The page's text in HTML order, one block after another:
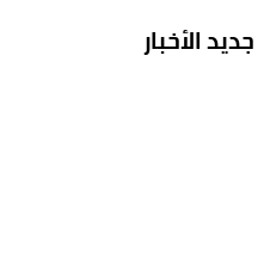
جديد الأخبار